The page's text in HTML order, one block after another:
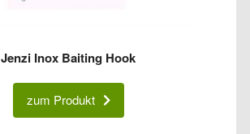
Jenzi Inox Baiting Hook
zum Produkt